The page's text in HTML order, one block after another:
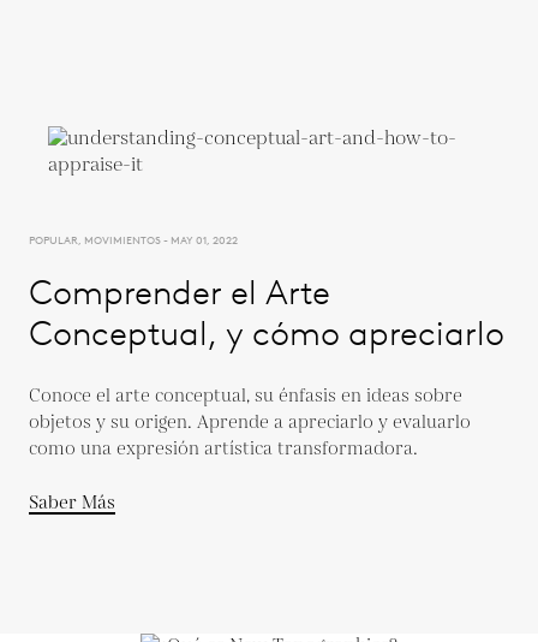
POPULAR, MOVIMIENTOS - MAY 01, 2022
Comprender el Arte
Conceptual, y cómo apreciarlo
Conoce el arte conceptual, su énfasis en ideas sobre
objetos y su origen. Aprende a apreciarlo y evaluarlo
como una expresión artística transformadora.
Saber Más